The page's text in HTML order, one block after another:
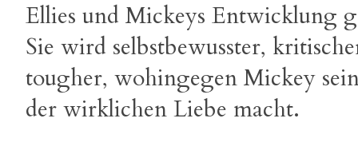
Ellies und Mickeys Entwicklung
Sie wird selbstbewusster,
tougher, wohingegen Mickey
der wirklichen Liebe macht.